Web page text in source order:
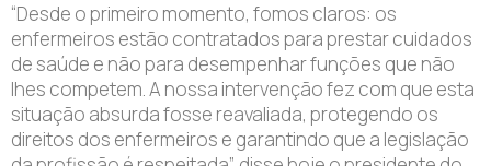
“Desde o primeiro momento, fomos claros: os
enfermeiros estão contratados para prestar cuidados
de saúde e não para desempenhar funções que não
lhes competem. A nossa intervenção fez com que esta
situação absurda fosse reavaliada, protegendo os
direitos dos enfermeiros e garantindo que a legislação